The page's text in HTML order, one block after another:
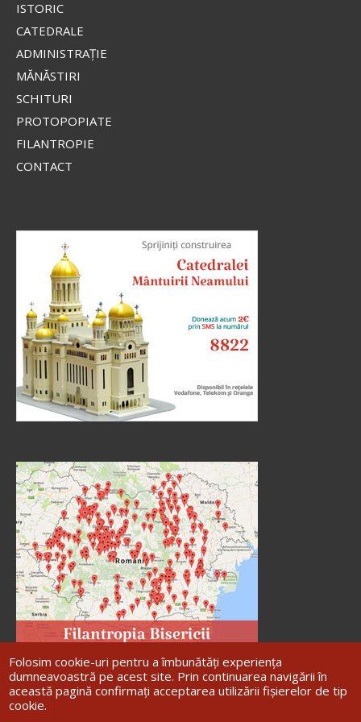
ISTORIC
CATEDRALE
ADMINISTRAŢIE
MĂNĂSTIRI
SCHITURI
PROTOPOPIATE
FILANTROPIE
CONTACT
Folosim cookie-uri pentru a îmbunătăți experiența
dumneavoastră pe acest site. Prin continuarea navigării în
această pagină confirmați acceptarea utilizării fișierelor de tip
cookie.